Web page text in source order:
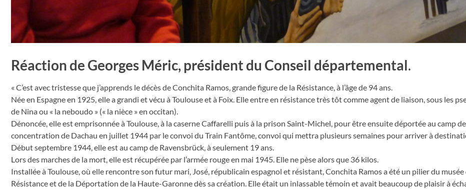
Réaction de Georges Méric, président du Conseil départemental.
« C’est avec tristesse que j’apprends le décès de Conchita Ramos, grande figure de la Résistance, à l’âge de 94 ans.
Née en Espagne en 1925, elle a grandi et vécu à Toulouse et à Foix. Elle entre en résistance très tôt comme agent de liaison, sous les
de Nina ou « la neboudo » (« la nièce » en occitan).
Dénoncée, elle est emprisonnée à Toulouse, à la caserne Caffarelli puis à la prison Saint-Michel, pour être ensuite déportée au camp de
concentration de Dachau en juillet 1944 par le convoi du Train Fantôme, convoi qui mettra plusieurs semaines pour arriver à
Début septembre 1944, elle est au camp de Ravensbrück, à seulement 19 ans.
Lors des marches de la mort, elle est récupérée par l’armée rouge en mai 1945. Elle ne pèse alors que 36 kilos.
Installée à Toulouse, où elle rencontre son futur mari, José, républicain espagnol et résistant, Conchita Ramos a été un pilier du musée
Résistance et de la Déportation de la Haute-Garonne dès sa création. Elle était un inlassable témoin et avait beaucoup de plaisir à